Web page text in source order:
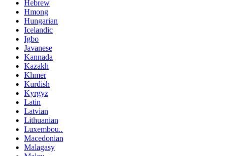
Hebrew
Hmong
Hungarian
Icelandic
Igbo
Javanese
Kannada
Kazakh
Khmer
Kurdish
Kyrgyz
Latin
Latvian
Lithuanian
Luxembou..
Macedonian
Malagasy